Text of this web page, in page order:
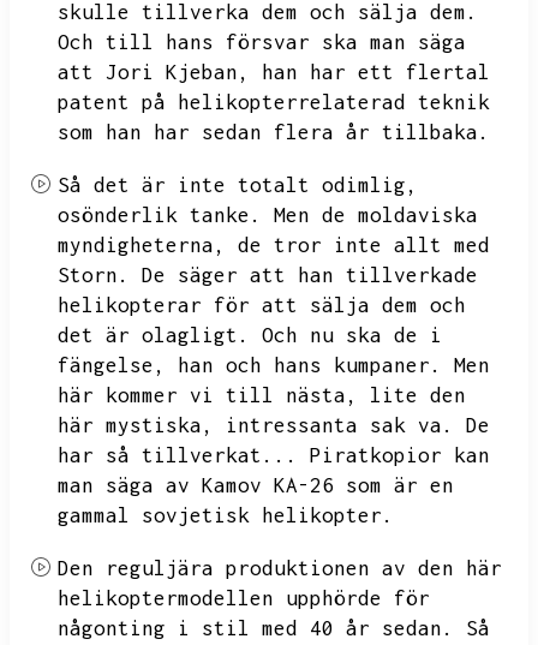
skulle tillverka dem och sälja dem.
Och till hans försvar ska man säga
att Jori Kjeban,
han har ett flertal
patent på helikopterrelaterad teknik
som han har sedan flera år tillbaka.
Så det är inte totalt odimlig,
osönderlik tanke.
Men de moldaviska
myndigheterna,
de tror inte allt med
Storn.
De säger att han tillverkade
helikopterar för att sälja dem och
det är olagligt.
Och nu ska de i
fängelse,
han och hans kumpaner.
Men
här kommer vi till nästa,
lite den
här mystiska,
intressanta sak va.
De
har så tillverkat...
Piratkopior kan
man säga av Kamov KA-26 som är en
gammal sovjetisk helikopter.
Den reguljära produktionen av den här
helikoptermodellen upphörde för
någonting i stil med 40 år sedan.
Så